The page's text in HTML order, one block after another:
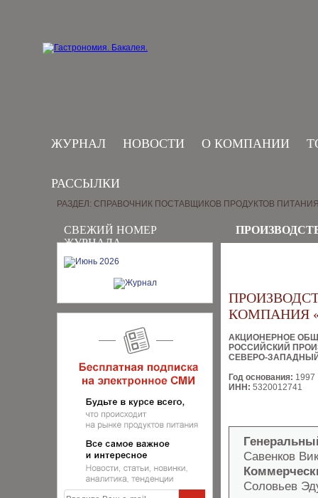
ЖУРНАЛ НОВОСТИ О КОМПАНИИ
РАССЫЛКИ
СВЕЖИЙ НОМЕР
ЖУРНАЛА
РАЗДЕЛ: СПРАВОЧНИК ПОСТАВЩИКОВ ПРОДУКТОВ
КОМПАНИЯ
АКЦИОНЕРНОЕ
РОССИЙСКИЙ
СЕВЕРО-
Год основания: 1997
ИНН: 5320012741
Савенков
Соловьев